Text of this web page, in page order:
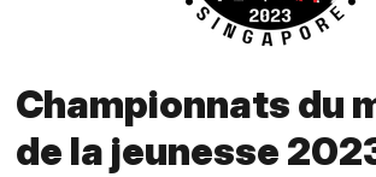
Championnats du
de la jeunesse